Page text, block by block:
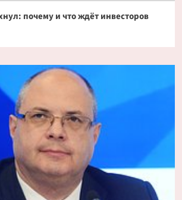
почему и что ждёт инвесторов